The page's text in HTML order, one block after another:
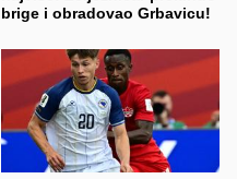
brige i obradovao Grbavicu!